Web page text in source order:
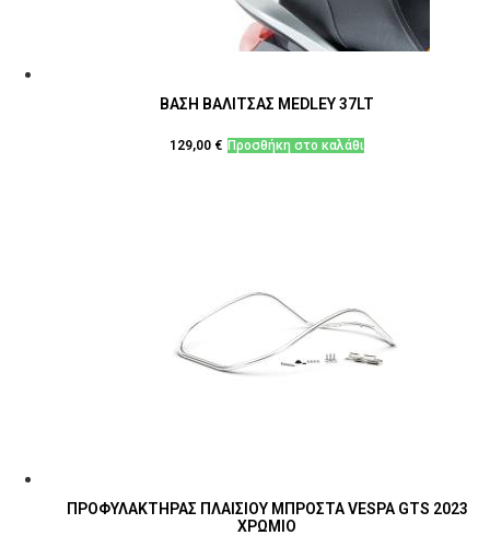
ΒΑΣΗ ΒΑΛΙΤΣΑΣ MEDLEY 37LT
129,00 € Προσθήκη στο καλάθι
ΠΡΟΦΥΛΑΚΤΗΡΑΣ ΠΛΑΙΣΙΟΥ ΜΠΡΟΣΤΑ VESPA GTS 2023
ΧΡΩΜΙΟ